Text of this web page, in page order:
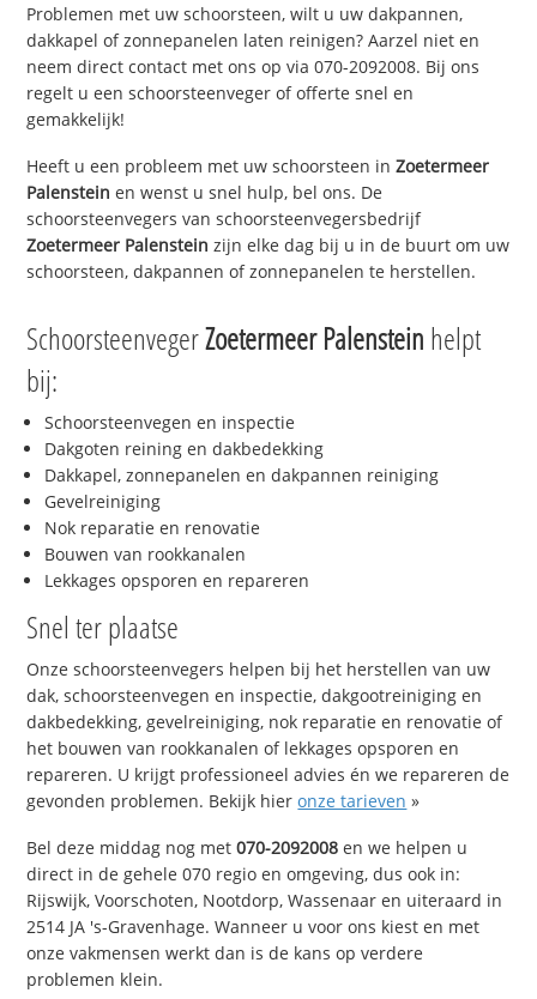
Problemen met uw schoorsteen, wilt u uw dakpannen,
dakkapel of zonnepanelen laten reinigen? Aarzel niet en
neem direct contact met ons op via 070-2092008. Bij ons
regelt u een schoorsteenveger of offerte snel en
gemakkelijk!
Heeft u een probleem met uw schoorsteen inZoetermeer
Palenstein en wenst u snel hulp, bel ons. De
schoorsteenvegers van schoorsteenvegersbedrijf
Zoetermeer Palenstein zijn elke dag bij u in de buurt om uw
schoorsteen, dakpannen of zonnepanelen te herstellen.
SchoorsteenvegerZoetermeer Palenstein helpt
bij:
Schoorsteenvegen en inspectie
Dakgoten reining en dakbedekking
Dakkapel, zonnepanelen en dakpannen reiniging
Gevelreiniging
Nok reparatie en renovatie
Bouwen van rookkanalen
Lekkages opsporen en repareren
Snel ter plaatse
Onze schoorsteenvegers helpen bij het herstellen van uw
dak, schoorsteenvegen en inspectie, dakgootreiniging en
dakbedekking, gevelreiniging, nok reparatie en renovatie of
het bouwen van rookkanalen of lekkages opsporen en
repareren. U krijgt professioneel advies én we repareren de
gevonden problemen. Bekijk hieronze tarieven »
Bel deze middag nog met070-2092008 en we helpen u
direct in de gehele 070 regio en omgeving, dus ook in:
Rijswijk, Voorschoten, Nootdorp, Wassenaar en uiteraard in
2514 JA 's-Gravenhage. Wanneer u voor ons kiest en met
onze vakmensen werkt dan is de kans op verdere
problemen klein.